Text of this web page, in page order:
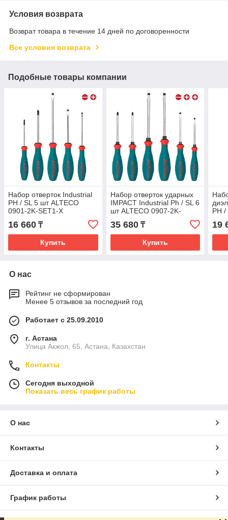
Условия возврата
Возврат товара в течение 14 дней по договоренности
Все условия возврата
Подобные товары компании
Набор отверток Industrial
PH / SL 5 шт ALTECO
0901-2K-SET1-X
16 660 ₸
Купить
Набор отверток ударных
IMPACT Industrial Ph / SL 6
шт ALTECO 0907-2K-
35 680₸
Купить
PH /
19
О нас
Рейтинг не сформирован
Менее 5 отзывов за последний год
Работает с 25.09.2010
г. Астана
Улица Акжол, 65, Астана, Казахстан
Контакты
Сегодня выходной
Показать весь график работы
О нас
Контакты
Доставка и оплата
График работы